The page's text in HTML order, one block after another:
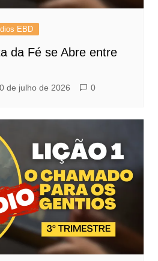
EBD
da Fé se Abre entre
de julho de 2026 0